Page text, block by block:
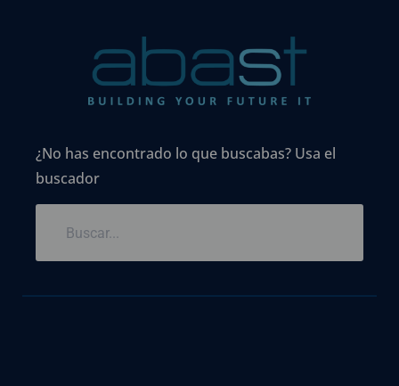
¿No has encontrado lo que buscabas? Usa el
buscador